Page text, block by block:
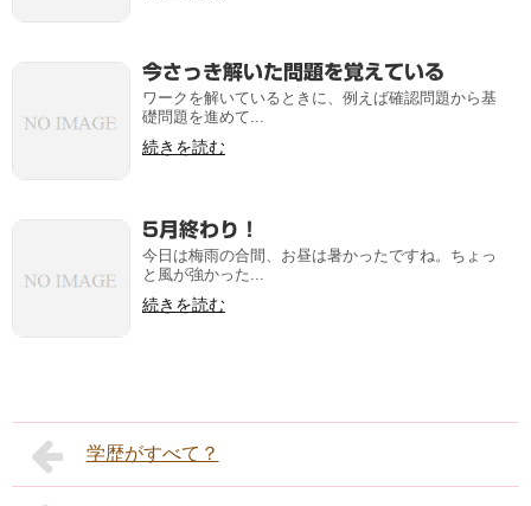
今さっき解いた問題を覚えている
ワークを解いているときに、例えば確認問題から基
礎問題を進めて...
続きを読む
5月終わり！
今日は梅雨の合間、お昼は暑かったですね。ちょっ
と風が強かった...
続きを読む
学歴がすべて？